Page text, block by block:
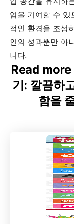
업을 기여할 수 있
적인 환경을 조성
인의 성과뿐만 아
니다.
Read more
기: 깔끔하
함을